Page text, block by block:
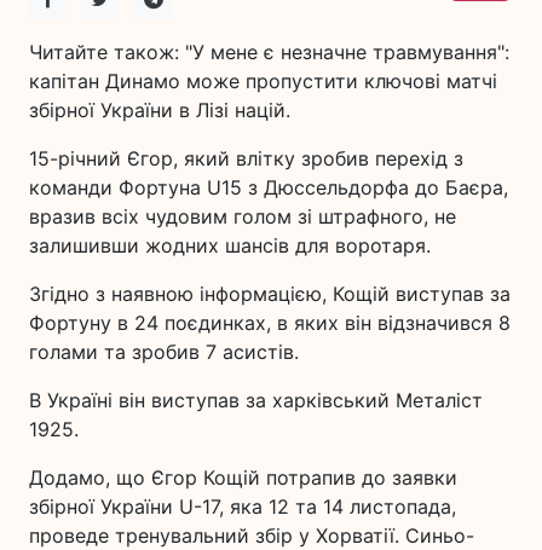
Читайте також: "У мене є незначне травмування":
капітан Динамо може пропустити ключові матчі
збірної України в Лізі націй.
15-річний Єгор, який влітку зробив перехід з
команди Фортуна U15 з Дюссельдорфа до Баєра,
вразив всіх чудовим голом зі штрафного, не
залишивши жодних шансів для воротаря.
Згідно з наявною інформацією, Кощій виступав за
Фортуну в 24 поєдинках, в яких він відзначився 8
голами та зробив 7 асистів.
В Україні він виступав за харківський Металіст
1925.
Додамо, що Єгор Кощій потрапив до заявки
збірної України U-17, яка 12 та 14 листопада,
проведе тренувальний збір у Хорватії. Синьо-